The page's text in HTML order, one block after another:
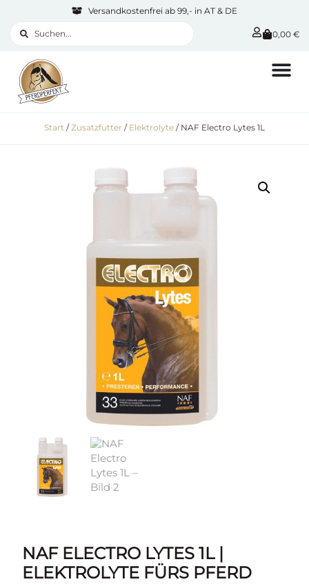
Versandkostenfrei ab 99,- in AT & DE
0,00 €
Start/Zusatzfutter / Elektrolyte/ NAF Electro Lytes 1L
NAF ELECTRO LYTES 1L |
ELEKTROLYTE FÜRS PFERD